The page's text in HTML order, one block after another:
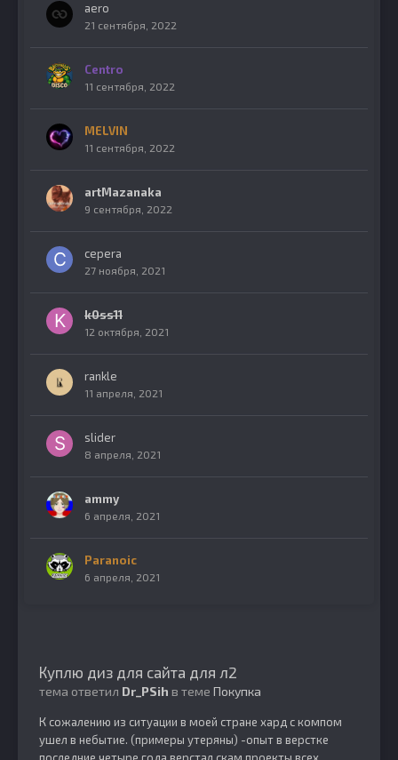
aero
21 сентября, 2022
Centro
11 сентября, 2022
MELVIN
11 сентября, 2022
artMazanaka
9 сентября, 2022
cepera
27 ноября, 2021
k0ss11
12 октября, 2021
rankle
11 апреля, 2021
slider
8 апреля, 2021
ammy
6 апреля, 2021
Paranoic
6 апреля, 2021
Куплю диз для сайта для л2
тема ответил Dr_PSih в теме Покупка
К сожалению из ситуации в моей стране хард с компом
ушел в небытие. (примеры утеряны) -опыт в верстке